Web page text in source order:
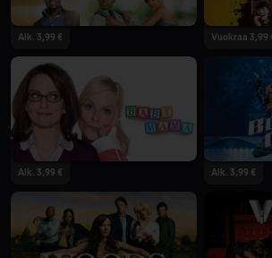
Alk. 3,99 € Vuokraa 3,99 €
Alk. 3,99 € Alk. 3,99 €